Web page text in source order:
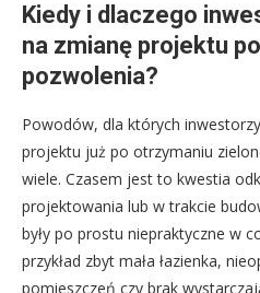
Kiedy i dlaczego
na zmianę projektu
pozwolenia?
Powodów, dla których
projektu już po otrzymaniu
wiele. Czasem jest to kwestia
projektowania lub w trakcie
były po prostu niepraktyczne w
przykład zbyt mała łazienka,
pomieszczeń czy brak